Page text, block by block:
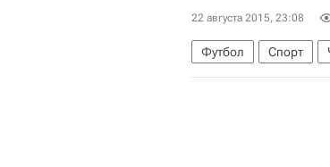
22 августа 2015, 23:08
Футбол Спорт